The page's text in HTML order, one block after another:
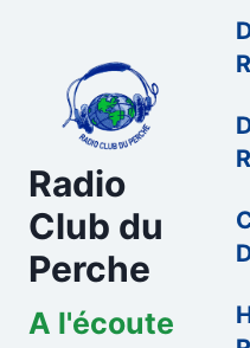
contenu
Radio
Club du
Perche
A l'écoute